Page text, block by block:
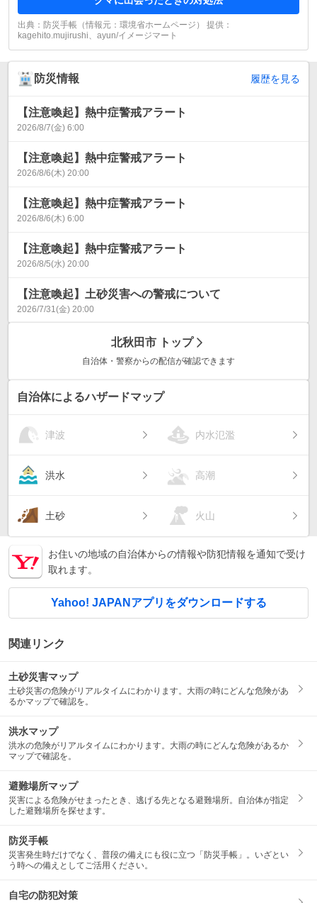
出典：防災手帳（情報元：環境省ホームページ） 提供：
kagehito.mujirushi、ayun/イメージマート
防災情報 履歴を見る
【注意喚起】熱中症警戒アラート
2026/8/7(金) 6:00
【注意喚起】熱中症警戒アラート
2026/8/6(木) 20:00
【注意喚起】熱中症警戒アラート
2026/8/6(木) 6:00
【注意喚起】熱中症警戒アラート
2026/8/5(水) 20:00
【注意喚起】土砂災害への警戒について
2026/7/31(金) 20:00
北秋田市 トップ
自治体・警察からの配信が確認できます
自治体によるハザードマップ
津波 内水氾濫
洪水 高潮
土砂 火山
お住いの地域の自治体からの情報や防犯情報を通知で受け
取れます。
Yahoo! JAPANアプリをダウンロードする
関連リンク
土砂災害マップ
土砂災害の危険がリアルタイムにわかります。大雨の時にどんな危険があ
るかマップで確認を。
洪水マップ
洪水の危険がリアルタイムにわかります。大雨の時にどんな危険があるか
マップで確認を。
避難場所マップ
災害による危険がせまったとき、逃げる先となる避難場所。自治体が指定
した避難場所を探せます。
防災手帳
災害発生時だけでなく、普段の備えにも役に立つ「防災手帳」。いざとい
う時への備えとしてご活用ください。
自宅の防犯対策